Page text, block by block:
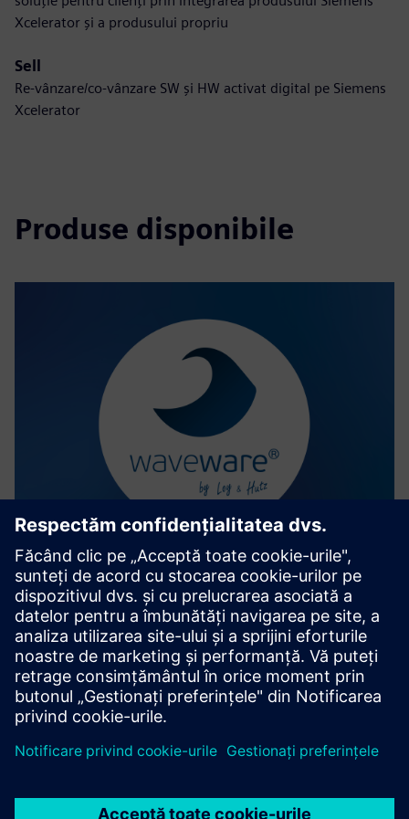
Xcelerator și a produsului propriu
Sell
Re-vânzare/co-vânzare SW și HW activat digital pe Siemens
Xcelerator
Produse disponibile
waveware®
Platformă software modulară pentru Computer Aided
Facility Management (CAFM) și procese de afaceri
Aflați mai multe